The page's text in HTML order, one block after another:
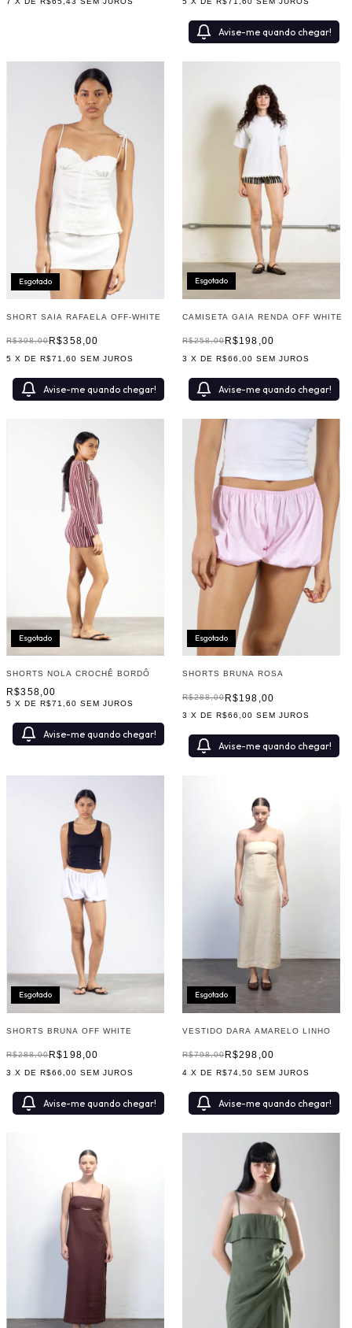
Avise-me quando chegar!
Esgotado
SHORT SAIA RAFAELA OFF-WHITE
R$358,00
R$398,00
5 X DER$71,60 SEM JUROS
Avise-me quando chegar!
Esgotado
CAMISETA GAIA RENDA OFF WHITE
R$198,00
R$258,00
3 X DE R$66,00 SEM JUROS
Avise-me quando chegar!
Esgotado
SHORTS NOLA CROCHÊ BORDÔ
R$358,00
5 X DER$71,60 SEM JUROS
Avise-me quando chegar!
Esgotado
SHORTS BRUNA ROSA
R$198,00
R$288,00
3 X DE R$66,00 SEM JUROS
Avise-me quando chegar!
Esgotado
SHORTS BRUNA OFF WHITE
R$198,00
R$288,00
3 X DER$66,00 SEM JUROS
Avise-me quando chegar!
Esgotado
VESTIDO DARA AMARELO LINHO
R$298,00
R$798,00
4 X DE R$74,50 SEM JUROS
Avise-me quando chegar!